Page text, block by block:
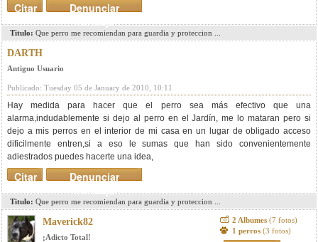
Denunciar
mensaje
Citar
Titulo: Que perro me recomiendan para guardia y proteccion ...
DARTH
Antiguo Usuario
Publicado: Tuesday 05 de January de 2010, 10:11
Hay medida para hacer que el perro sea más efectivo que una
alarma,indudablemente si dejo al perro en el Jardín, me lo mataran pero si
dejo a mis perros en el interior de mi casa en un lugar de obligado acceso
dificilmente entren,si a eso le sumas que han sido convenientemente
adiestrados puedes hacerte una idea,
Denunciar
mensaje
Citar
Titulo: Que perro me recomiendan para guardia y proteccion ...
Maverick82
¡Adicto Total!
2 Albumes (7 fotos)
1 perros (3 fotos)